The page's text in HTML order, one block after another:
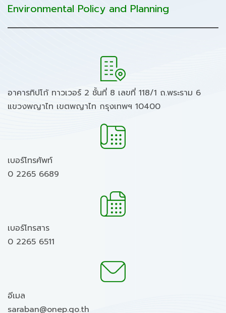
Environmental Policy and Planning
อาคารทิปโก้ ทาวเวอร์ 2 ชั้นที่ 8 เลขที่ 118/1 ถ.พระราม 6
แขวงพญาไท เขตพญาไท กรุงเทพฯ 10400
เบอร์โทรศัพท์
0 2265 6689
เบอร์โทรสาร
0 2265 6511
อีเมล
saraban@onep.go.th